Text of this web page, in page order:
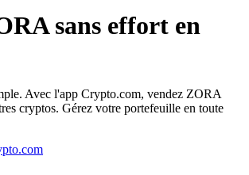
sans effort en
Avec l'app Crypto.com, vendez ZORA
cryptos. Gérez votre portefeuille en toute